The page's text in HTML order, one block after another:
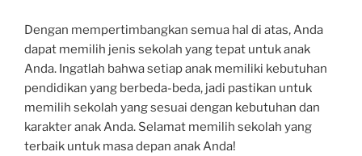
Dengan mempertimbangkan semua hal di atas, Anda
dapat memilih jenis sekolah yang tepat untuk anak
Anda. Ingatlah bahwa setiap anak memiliki kebutuhan
pendidikan yang berbeda-beda, jadi pastikan untuk
memilih sekolah yang sesuai dengan kebutuhan dan
karakter anak Anda. Selamat memilih sekolah yang
terbaik untuk masa depan anak Anda!